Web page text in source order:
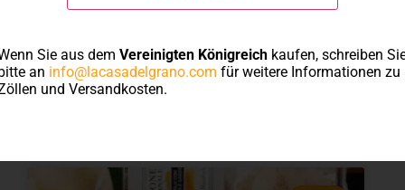
Blog
Sie aus dem Vereinigten Königreichkaufen, schreiben
an info@lacasadelgrano.com für weitere Informationen zu
und Versandkosten.